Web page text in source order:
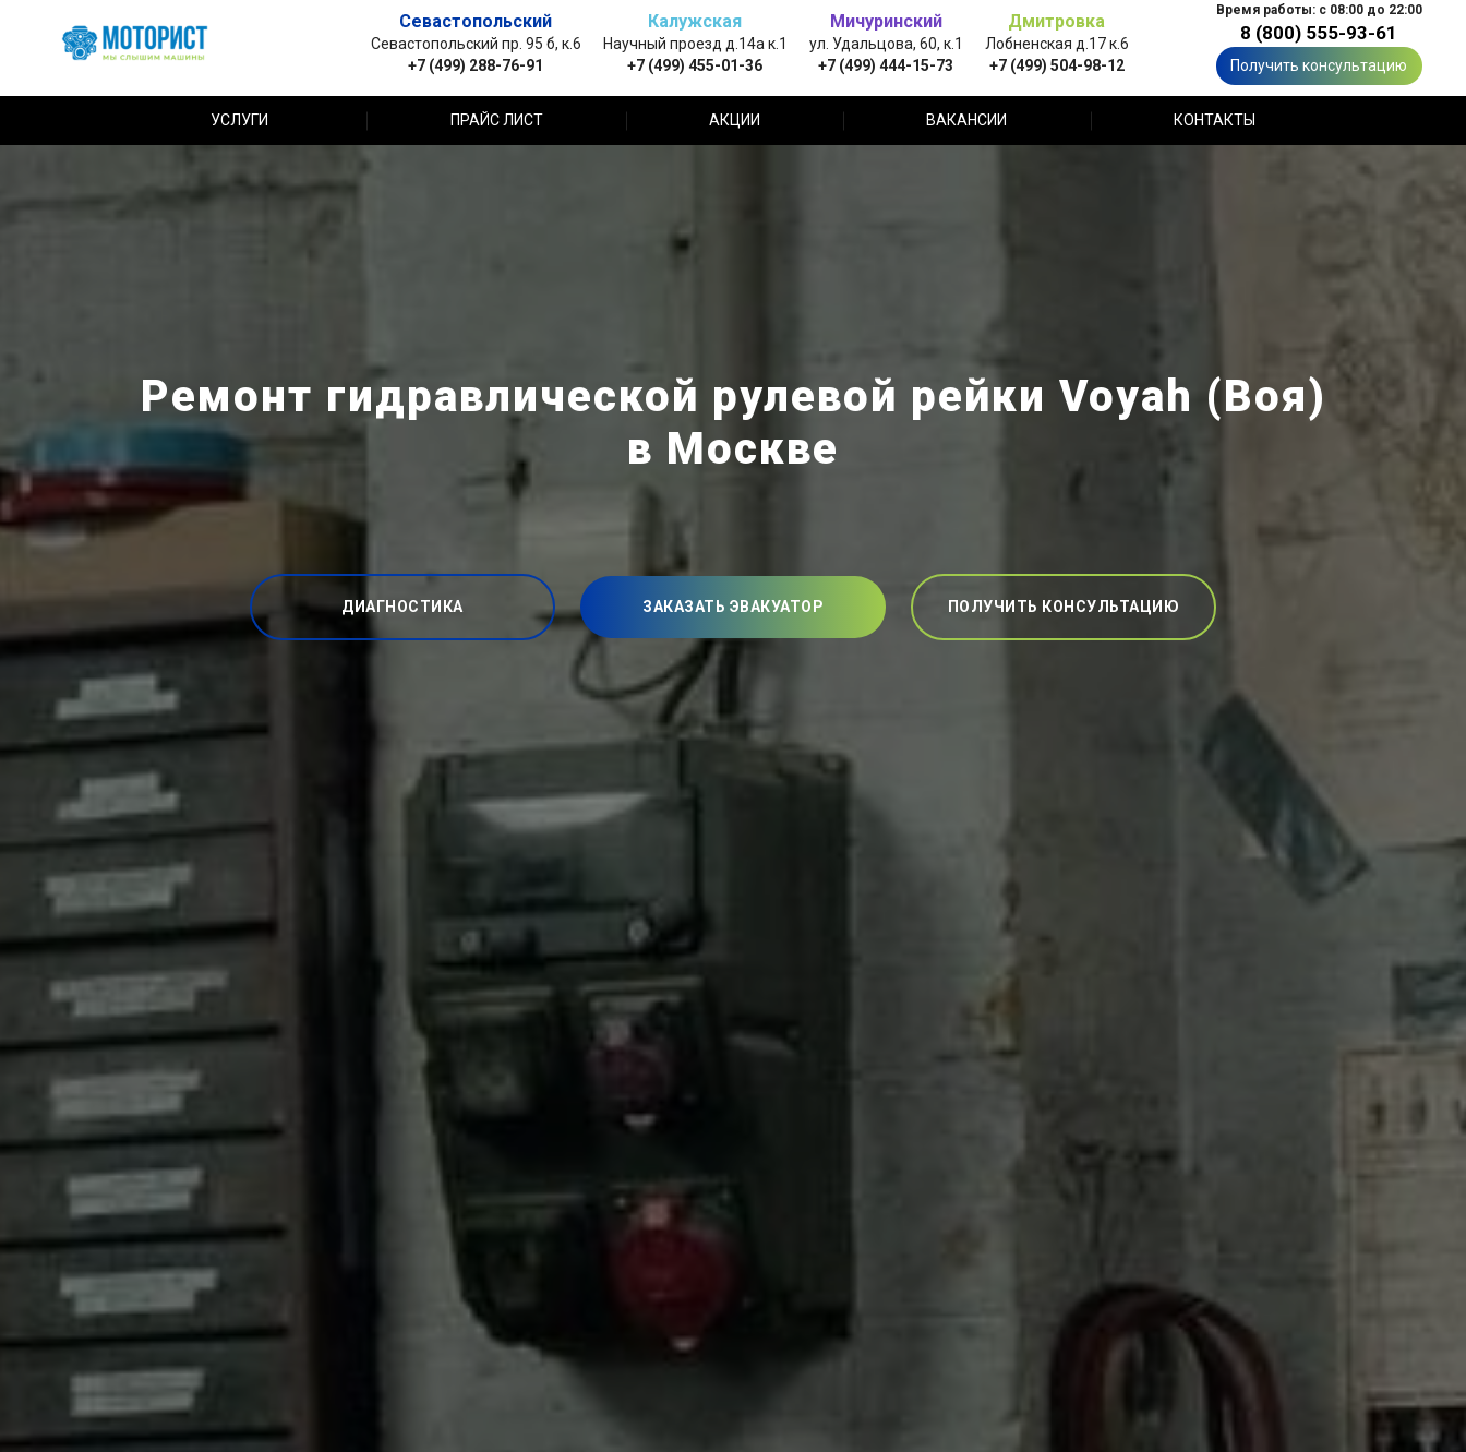
Севастопольский
Севастопольский пр. 95 б, к.6
+7 (499) 288-76-91
Калужская
Научный проезд д.14а к.1
+7 (499) 455-01-36
Мичуринский
ул. Удальцова, 60, к.1
+7 (499) 444-15-73
Дмитровка
Лобненская д.17 к.6
+7 (499) 504-98-12
Время работы: с 08:00 до 22:00
8 (800) 555-93-61
Получить консультацию
УСЛУГИ ПРАЙС ЛИСТ АКЦИИ ВАКАНСИИ КОНТАКТЫ
Ремонт гидравлической рулевой рейки Voyah (Воя)
в Москве
ДИАГНОСТИКА ЗАКАЗАТЬ ЭВАКУАТОР ПОЛУЧИТЬ КОНСУЛЬТАЦИЮ